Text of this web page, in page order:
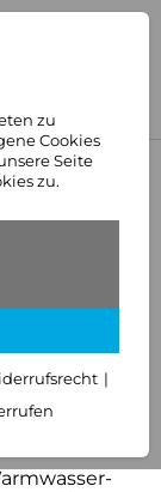
zu
Cookies
Seite
zu.